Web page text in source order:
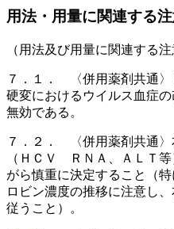
用法・用量に関連する
（用法及び用量に関連する注
７．１． 〈併用薬剤共通
硬変におけるウイルス血症
無効である。
７．２． 〈併用薬剤共通
（ＨＣＶ ＲＮＡ、ＡＬＴ
がら慎重に決定すること（
ロビン濃度の推移に注意し
従うこと）。